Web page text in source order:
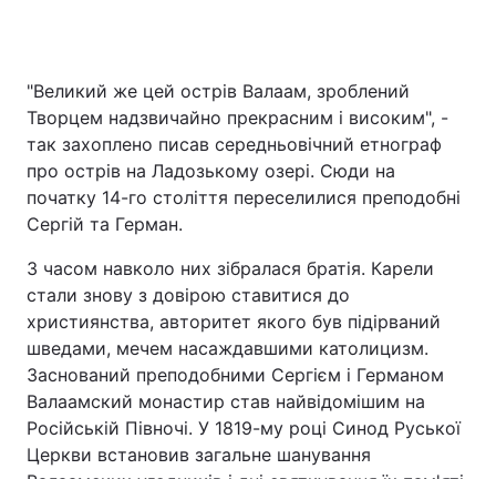
Головна Війна
"Великий же цей острів Валаам, зроблений
Творцем надзвичайно прекрасним і високим", -
так захоплено писав середньовічний етнограф
про острів на Ладозькому озері. Сюди на
початку 14-го століття переселилися преподобні
Сергій та Герман.
З часом навколо них зібралася братія. Карели
стали знову з довірою ставитися до
християнства, авторитет якого був підірваний
шведами, мечем насаждавшими католицизм.
Заснований преподобними Сергієм і Германом
Валаамский монастир став найвідомішим на
Російській Півночі. У 1819-му році Синод Руської
Церкви встановив загальне шанування